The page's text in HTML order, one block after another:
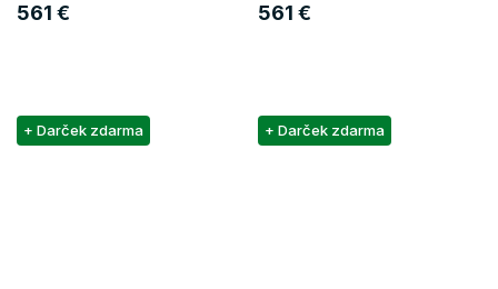
561 € 561 €
+ Darček zdarma + Darček zdarma